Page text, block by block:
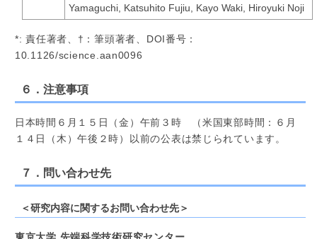
Yamaguchi, Katsuhito Fujiu, Kayo Waki, Hiroyuki Noji
*: 責任著者、†：筆頭著者、DOI番号：
10.1126/science.aan0096
６．注意事項
日本時間６月１５日（金）午前３時 （米国東部時間：６月
１４日（木）午後２時）以前の公表は禁じられています。
７．問い合わせ先
＜研究内容に関するお問い合わせ先＞